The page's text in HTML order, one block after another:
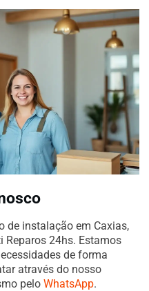
de instalação em Caxias,
Reparos 24hs. Estamos
de forma
através do nosso
pelo WhatsApp.